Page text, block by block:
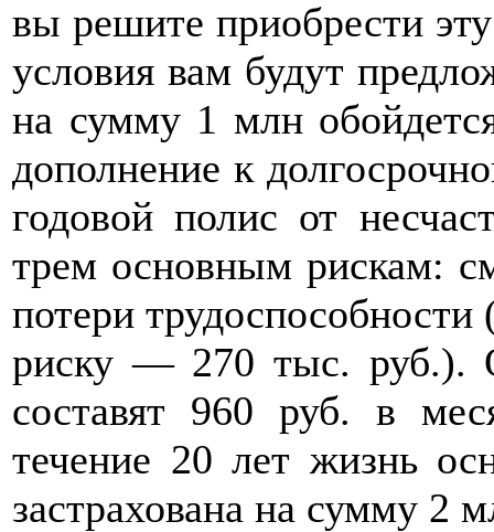
вы решите приобрести
условия вам будут
на сумму 1 млн
дополнение к
годовой полис от
трем основным рискам:
потери
риску — 270 тыс. руб.).
составят 960 руб. в
течение 20 лет жизнь
застрахована на сумму 2